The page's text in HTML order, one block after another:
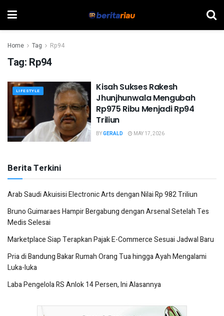
Home Tag Rp94
Tag: Rp94
LIFESTYLE
Kisah Sukses Rakesh
Jhunjhunwala Mengubah
Rp975 Ribu Menjadi Rp94
Triliun
BYGERALD MAY 17, 2026
Berita Terkini
Arab Saudi Akuisisi Electronic Arts dengan Nilai Rp 982 Triliun
Bruno Guimaraes Hampir Bergabung dengan Arsenal Setelah Tes
Medis Selesai
Marketplace Siap Terapkan Pajak E-Commerce Sesuai Jadwal Baru
Pria di Bandung Bakar Rumah Orang Tua hingga Ayah Mengalami
Luka-luka
Laba Pengelola RS Anlok 14 Persen, Ini Alasannya